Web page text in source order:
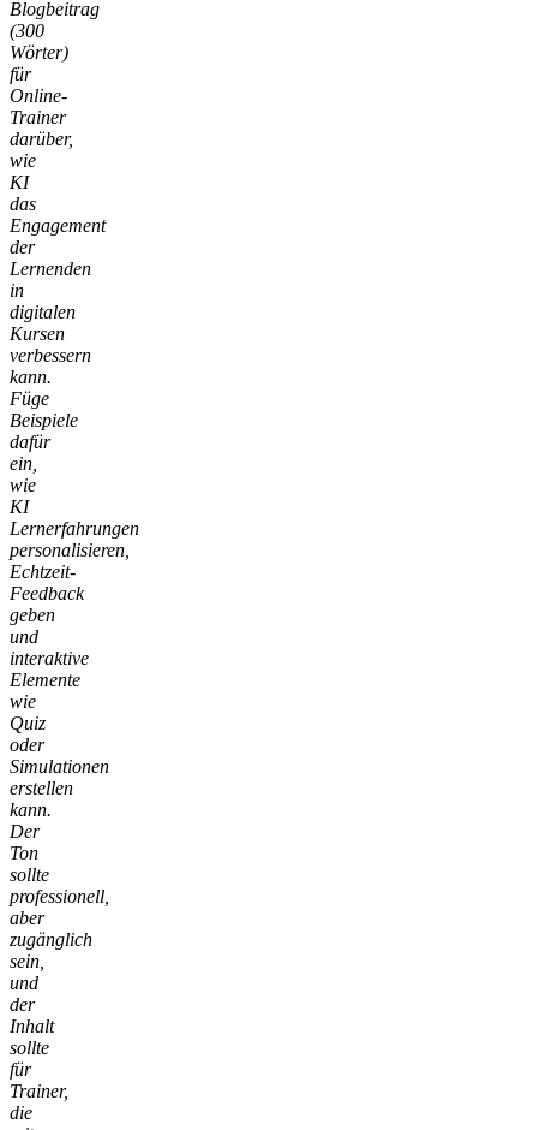
Blogbeitrag
(300
Wörter)
für
Online-
Trainer
darüber,
wie
KI
das
Engagement
der
Lernenden
in
digitalen
Kursen
verbessern
kann.
Füge
Beispiele
dafür
ein,
wie
KI
Lernerfahrungen
personalisieren,
Echtzeit-
Feedback
geben
und
interaktive
Elemente
wie
Quiz
oder
Simulationen
erstellen
kann.
Der
Ton
sollte
professionell,
aber
zugänglich
sein,
und
der
Inhalt
sollte
für
Trainer,
die